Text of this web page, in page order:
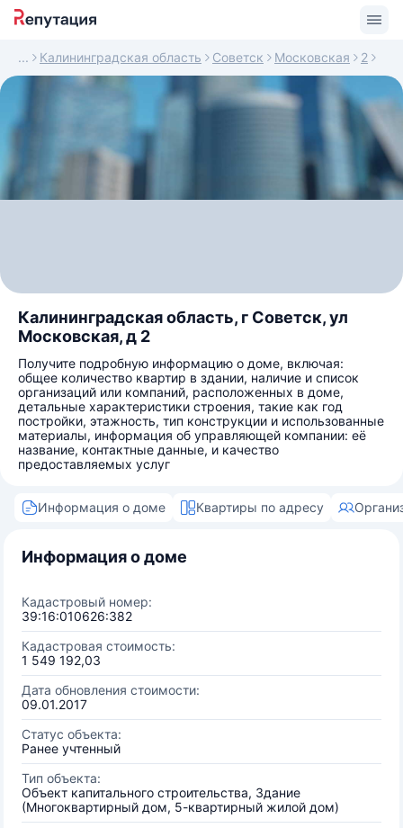
Калининградская область Советск Московская 2
Калининградская область, г Советск, ул
Московская, д 2
Получите подробную информацию о доме, включая:
общее количество квартир в здании, наличие и список
организаций или компаний, расположенных в доме,
детальные характеристики строения, такие как год
постройки, этажность, тип конструкции и использованные
материалы, информация об управляющей компании: её
название, контактные данные, и качество
предоставляемых услуг
Информация о доме Квартиры по адресу
Информация о доме
Кадастровый номер:
39:16:010626:382
Кадастровая стоимость:
1 549 192,03
Дата обновления стоимости:
09.01.2017
Статус объекта:
Ранее учтенный
Тип объекта:
Объект капитального строительства, Здание
(Многоквартирный дом, 5-квартирный жилой дом)